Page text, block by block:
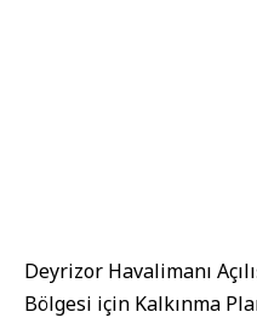
Deyrizor Havalimanı
Bölgesi için Kalkınma